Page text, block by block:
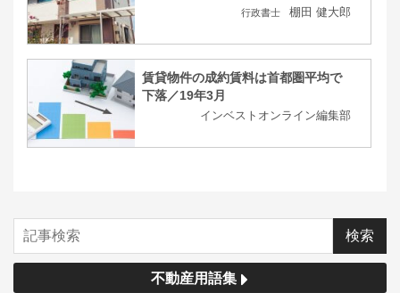
行政書士 棚田 健大郎
賃貸物件の成約賃料は首都圏平均で
下落／19年3月
インベストオンライン編集部
不動産用語集